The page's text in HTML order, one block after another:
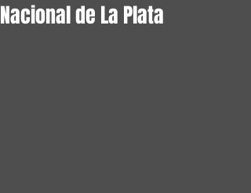
Nacional de La Plata